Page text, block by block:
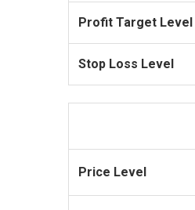
Profit Target Level
Stop Loss Level
Price Level